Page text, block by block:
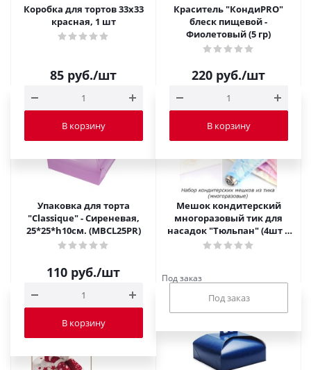
Коробка для тортов 33х33
красная, 1 шт
85 руб./шт
В корзину
Краситель "КондиPRO"
блеск пищевой -
Фиолетовый (5 гр)
220 руб./шт
В корзину
Упаковка для торта
"Classique" - Сиреневая,
25*25*h10см. (MBCL25PR)
110 руб./шт
В корзину
Мешок кондитерский
многоразовый тик для
насадок "Тюльпан" (4шт +
чехол)
Под заказ